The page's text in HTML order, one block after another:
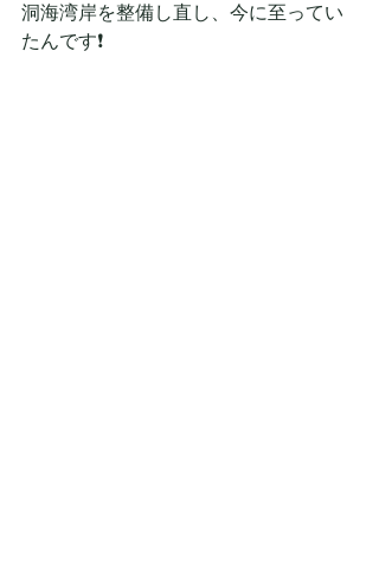
洞海湾岸を整備し直し、今に至ってい
たんです❗